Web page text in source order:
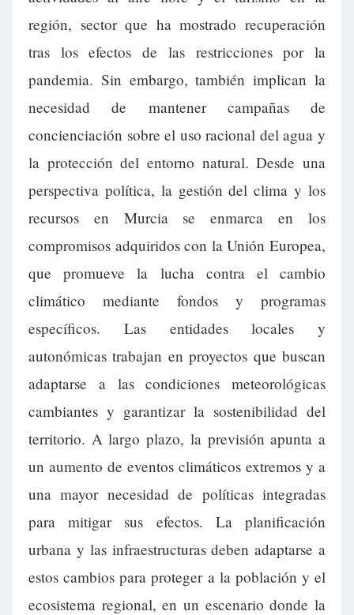
región, sector que ha mostrado recuperación
tras los efectos de las restricciones por la
pandemia. Sin embargo, también implican la
necesidad de mantener campañas de
concienciación sobre el uso racional del agua y
la protección del entorno natural. Desde una
perspectiva política, la gestión del clima y los
recursos en Murcia se enmarca en los
compromisos adquiridos con la Unión Europea,
que promueve la lucha contra el cambio
climático mediante fondos y programas
específicos. Las entidades locales y
autonómicas trabajan en proyectos que buscan
adaptarse a las condiciones meteorológicas
cambiantes y garantizar la sostenibilidad del
territorio. A largo plazo, la previsión apunta a
un aumento de eventos climáticos extremos y a
una mayor necesidad de políticas integradas
para mitigar sus efectos. La planificación
urbana y las infraestructuras deben adaptarse a
estos cambios para proteger a la población y el
ecosistema regional, en un escenario donde la